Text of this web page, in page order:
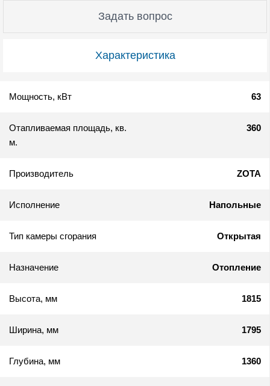
Характеристика
Задать вопрос
Мощность, кВт 63
Отапливаемая площадь, кв.
м.
360
Производитель ZOTA
Исполнение Напольные
Тип камеры сгорания Открытая
Назначение Отопление
Высота, мм 1815
Ширина, мм 1795
Глубина, мм 1360